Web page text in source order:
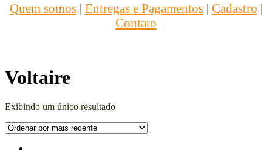
Quem somos| Entregas e Pagamentos| Cadastro |
Contato
Voltaire
Exibindo um único resultado